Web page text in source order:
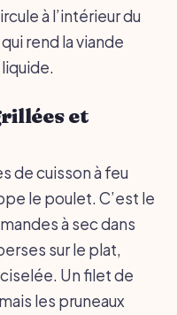
à l’intérieur du
rend la viande
et
de cuisson à feu
le poulet. C’est le
à sec dans
sur le plat,
Un filet de
les pruneaux